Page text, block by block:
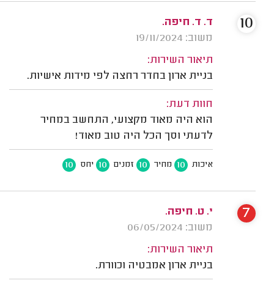
ד. ד. חיפה.
משוב: 19/11/2024
תיאור השירות:
בניית ארון בחדר רחצה לפי מידות אישיות.
חוות דעת:
הוא היה מאוד מקצועי, התחשב במחיר
לדעתי וסך הכל היה טוב מאוד!
איכות 10 מחיר 10 זמנים 10 יחס 10
10
י. ט. חיפה.
משוב: 06/05/2024
תיאור השירות:
בניית ארון אמבטיה וכוורת.
7